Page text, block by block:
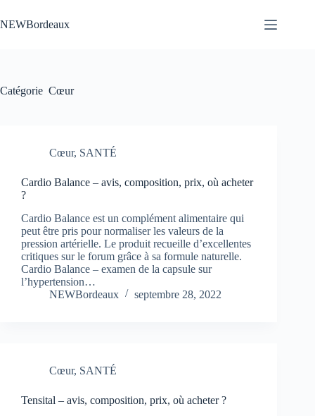
au
contenu
NEWBordeaux
Catégorie Cœur
Cœur, SANTÉ
Cardio Balance – avis, composition, prix, où acheter
?
Cardio Balance est un complément alimentaire qui
peut être pris pour normaliser les valeurs de la
pression artérielle. Le produit recueille d’excellentes
critiques sur le forum grâce à sa formule naturelle.
Cardio Balance – examen de la capsule sur
l’hypertension…
NEWBordeaux
septembre 28, 2022
Cœur, SANTÉ
Tensital – avis, composition, prix, où acheter ?